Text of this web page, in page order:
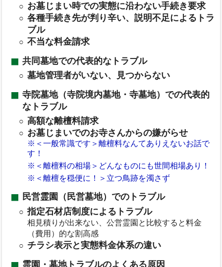
お墓じまい時での実態に沿わない手続き要求
各種手続き先が判り辛い、説明不足によるトラ
ブル
不当な料金請求
共同墓地での代表的なトラブル
墓地管理者がいない、見つからない
寺院墓地（寺院境内墓地・寺墓地）での代表的
なトラブル
高額な離檀料請求
お墓じまいでのお寺さんからの嫌がらせ
※＜一般常識です＞離檀料なんてありえないお話で
す！
※＜離檀料の相場＞どんなものにも世間相場あり！
※＜離檀を穏便に！＞立つ鳥跡を濁さず
民営霊園（民営墓地）でのトラブル
指定石材店制度によるトラブル
相見積りが出来ない、公営霊園と比較すると料金
（費用）的な割高感
チラシ表示と実態料金体系の違い
霊園・墓地トラブルのよくある原因